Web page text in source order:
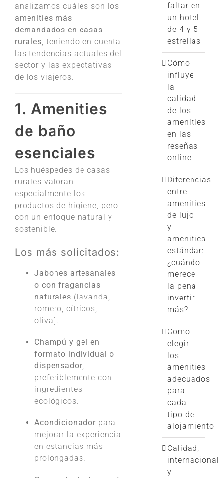
analizamos cuáles son los
amenities más
demandados en casas
rurales, teniendo en cuenta
las tendencias actuales del
sector y las expectativas
de los viajeros.
1. Amenities
de baño
esenciales
Los huéspedes de casas
rurales valoran
especialmente los
productos de higiene, pero
con un enfoque natural y
sostenible.
Los más solicitados:
Jabones artesanales
o con fragancias
naturales (lavanda,
romero, cítricos,
oliva).
Champú y gel en
formato individual o
dispensador,
preferiblemente con
ingredientes
ecológicos.
Acondicionador para
mejorar la experiencia
en estancias más
prolongadas.
faltar en
un hotel
de 4 y 5
estrellas
Cómo
influye
la
calidad
de los
amenities
en las
reseñas
online
Diferencias
entre
amenities
de lujo
y
amenities
estándar:
¿cuándo
merece
la pena
invertir
más?
Cómo
elegir
los
amenities
adecuados
para
cada
tipo de
alojamiento
Calidad,
y